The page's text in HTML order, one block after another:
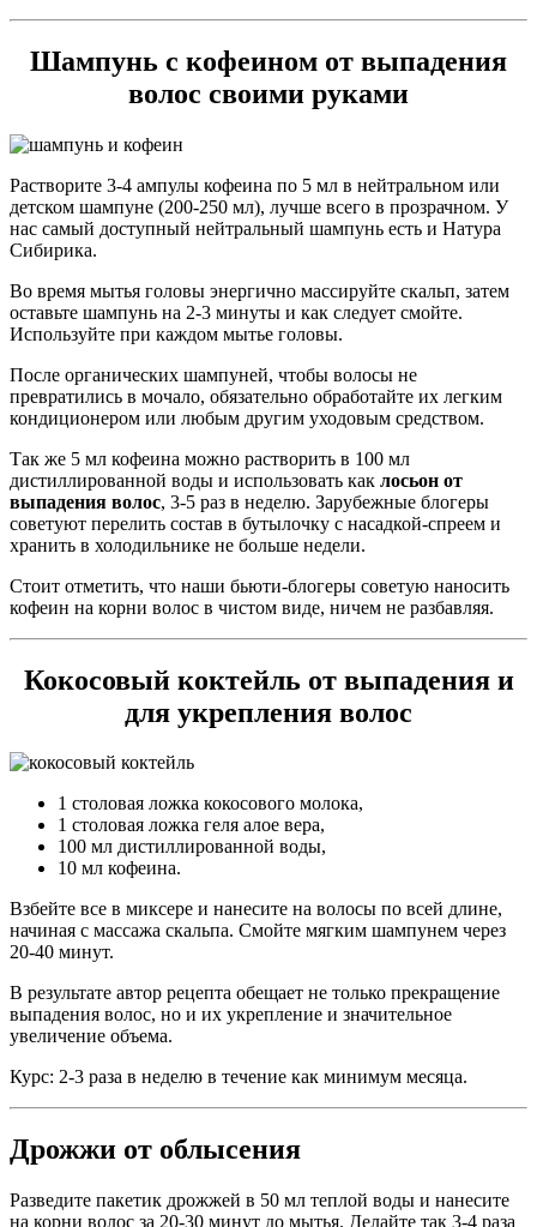
Шампунь с кофеином от выпадения
волос своими руками
Растворите 3-4 ампулы кофеина по 5 мл в нейтральном или
детском шампуне (200-250 мл), лучше всего в прозрачном. У
нас самый доступный нейтральный шампунь есть и Натура
Сибирика.
Во время мытья головы энергично массируйте скальп, затем
оставьте шампунь на 2-3 минуты и как следует смойте.
Используйте при каждом мытье головы.
После органических шампуней, чтобы волосы не
превратились в мочало, обязательно обработайте их легким
кондиционером или любым другим уходовым средством.
Так же 5 мл кофеина можно растворить в 100 мл
дистиллированной воды и использовать как лосьон от
выпадения волос, 3-5 раз в неделю. Зарубежные блогеры
советуют перелить состав в бутылочку с насадкой-спреем и
хранить в холодильнике не больше недели.
Стоит отметить, что наши бьюти-блогеры советую наносить
кофеин на корни волос в чистом виде, ничем не разбавляя.
Кокосовый коктейль от выпадения и
для укрепления волос
1 столовая ложка кокосового молока,
1 столовая ложка геля алое вера,
100 мл дистиллированной воды,
10 мл кофеина.
Взбейте все в миксере и нанесите на волосы по всей длине,
начиная с массажа скальпа. Смойте мягким шампунем через
20-40 минут.
В результате автор рецепта обещает не только прекращение
выпадения волос, но и их укрепление и значительное
увеличение объема.
Курс: 2-3 раза в неделю в течение как минимум месяца.
Дрожжи от облысения
Разведите пакетик дрожжей в 50 мл теплой воды и нанесите
на корни волос за 20-30 минут до мытья. Делайте так 3-4 раза